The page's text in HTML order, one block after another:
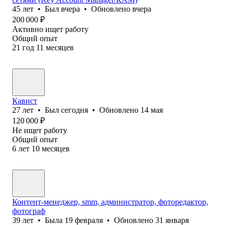
45 лет • Был вчера • Обновлено вчера
200 000 ₽
Активно ищет работу
Общий опыт
21 год 11 месяцев
Кавист
27 лет • Был сегодня • Обновлено 14 мая
120 000 ₽
Не ищет работу
Общий опыт
6 лет 10 месяцев
Контент-менеджер, smm, администратор, фоторедактор,
фотограф
39 лет • Была 19 февраля • Обновлено 31 января